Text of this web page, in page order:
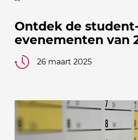
Ontdek de
evenementen van
26 maart 2025